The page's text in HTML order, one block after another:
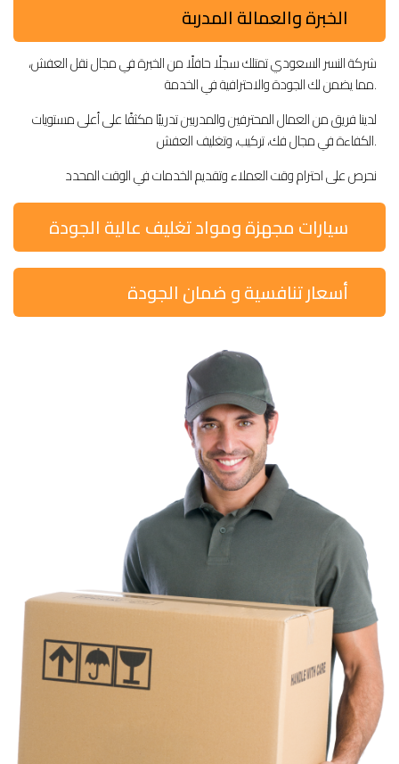
الخبرة والعمالة المدربة
شركة النسر السعودي تمتلك سجلًا حافلًا من الخبرة في مجال نقل العفش،
مما يضمن لك الجودة والاحترافية في الخدمة.
لدينا فريق من العمال المحترفين والمدربين تدريبًا مكثفًا على أعلى مستويات
الكفاءة في مجال فك، تركيب، وتغليف العفش.
نحرص على احترام وقت العملاء وتقديم الخدمات في الوقت المحدد
سيارات مجهزة ومواد تغليف عالية الجودة
أسعار تنافسية و ضمان الجودة